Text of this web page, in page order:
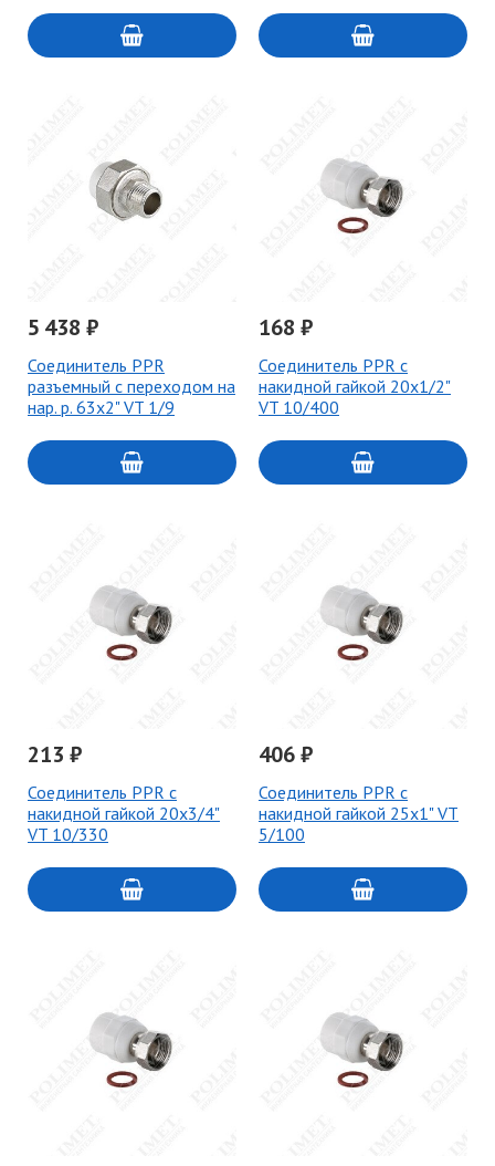
5 438 ₽
Соединитель PPR
разъемный с переходом на
нар. р. 63х2" VT 1/9
168 ₽
Соединитель PPR с
накидной гайкой 20х1/2"
VT 10/400
213 ₽
Соединитель PPR с
накидной гайкой 20х3/4"
VT 10/330
406 ₽
Соединитель PPR с
накидной гайкой 25х1" VT
5/100